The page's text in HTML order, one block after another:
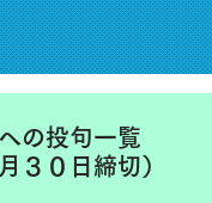
の投句一覧
３０日締切）